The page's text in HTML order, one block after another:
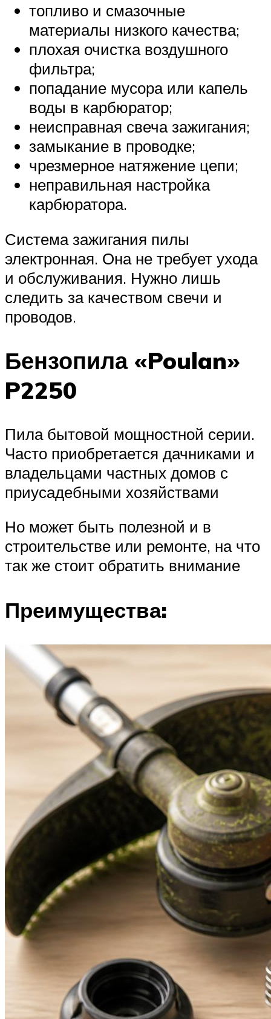
топливо и смазочные
материалы низкого качества;
плохая очистка воздушного
фильтра;
попадание мусора или капель
воды в карбюратор;
неисправная свеча зажигания;
замыкание в проводке;
чрезмерное натяжение цепи;
неправильная настройка
карбюратора.
Система зажигания пилы
электронная. Она не требует ухода
и обслуживания. Нужно лишь
следить за качеством свечи и
проводов.
Бензопила «Poulan»
P2250
Пила бытовой мощностной серии.
Часто приобретается дачниками и
владельцами частных домов с
приусадебными хозяйствами
Но может быть полезной и в
строительстве или ремонте, на что
так же стоит обратить внимание
Преимущества: